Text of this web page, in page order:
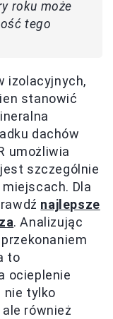
roku może
tego
izolacyjnych,
stanowić
dachów
umożliwia
szczególnie
Dla
najlepsze
. Analizując
to
ocieplenie
nie tylko
również